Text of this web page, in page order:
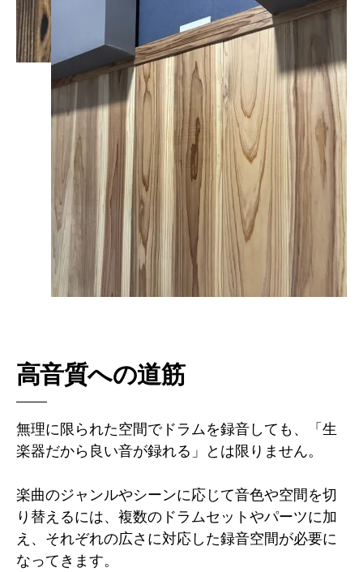
高音質への道筋
無理に限られた空間でドラムを録音しても、「生
楽器だから良い音が録れる」とは限りません。
楽曲のジャンルやシーンに応じて音色や空間を切
り替えるには、複数のドラムセットやパーツに加
え、それぞれの広さに対応した録音空間が必要に
なってきます。